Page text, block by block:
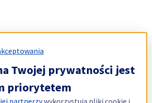
Twojej prywatności jest
priorytetem